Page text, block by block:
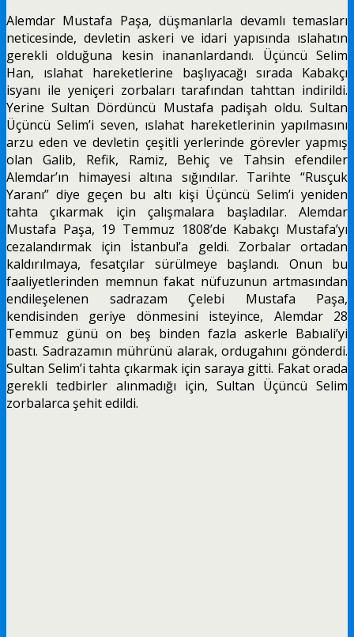
Alemdar Mustafa Paşa, düşmanlarla devamlı temasları
neticesinde, devletin askeri ve idari yapısında ıslahatın
gerekli olduğuna kesin inananlardandı. Üçüncü Selim
Han, ıslahat hareketlerine başlıyacağı sırada Kabakçı
isyanı ile yeniçeri zorbaları tarafından tahttan indirildi.
Yerine Sultan Dördüncü Mustafa padişah oldu. Sultan
Üçüncü Selim’i seven, ıslahat hareketlerinin yapılmasını
arzu eden ve devletin çeşitli yerlerinde görevler yapmış
olan Galib, Refik, Ramiz, Behiç ve Tahsin efendiler
Alemdar’ın himayesi altına sığındılar. Tarihte “Rusçuk
Yaranı” diye geçen bu altı kişi Üçüncü Selim’i yeniden
tahta çıkarmak için çalışmalara başladılar. Alemdar
Mustafa Paşa, 19 Temmuz 1808’de Kabakçı Mustafa’yı
cezalandırmak için İstanbul’a geldi. Zorbalar ortadan
kaldırılmaya, fesatçılar sürülmeye başlandı. Onun bu
faaliyetlerinden memnun fakat nüfuzunun artmasından
endileşelenen sadrazam Çelebi Mustafa Paşa,
kendisinden geriye dönmesini isteyince, Alemdar 28
Temmuz günü on beş binden fazla askerle Babıali’yi
bastı. Sadrazamın mührünü alarak, ordugahını gönderdi.
Sultan Selim’i tahta çıkarmak için saraya gitti. Fakat orada
gerekli tedbirler alınmadığı için, Sultan Üçüncü Selim
zorbalarca şehit edildi.